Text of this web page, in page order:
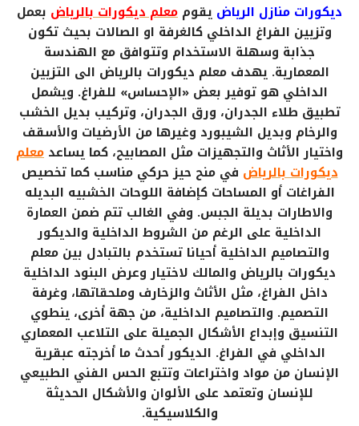
ديكورات منازل الرياض يقوم معلم ديكورات بالرياض بعمل
وتزيين الفراغ الداخلي كالغرفة او الصالات بحيث تكون
جذابة وسهلة الاستخدام وتتوافق مع الهندسة
المعمارية. يهدف معلم ديكورات بالرياض الى التزيين
الداخلي هو توفير بعض «الإحساس» للفراغ. ويشمل
تطبيق طلاء الجدران، ورق الجدران، وتركيب بديل الخشب
والرخام وبديل الشيبورد وغيرها من الأرضيات والأسقف
واختيار الأثاث والتجهيزات مثل المصابيح، كما يساعد معلم
ديكورات بالرياض في منح حيز حركي مناسب كما تخصيص
الفراغات أو المساحات كإضافة اللوحات الخشبيه البديله
والاطارات بديلة الجبس. وفي الغالب تتم ضمن العمارة
الداخلية على الرغم من الشروط الداخلية والديكور
والتصاميم الداخلية أحيانا تستخدم بالتبادل بين معلم
ديكورات بالرياض والمالك لاختيار وعرض البنود الداخلية
داخل الفراغ، مثل الأثاث والزخارف وملحقاتها، وغرفة
التصميم. والتصاميم الداخلية، من جهة أخرى، ينطوي
التنسيق وإبداع الأشكال الجميلة على التلاعب المعماري
الداخلي في الفراغ. الديكور أحدث ما أخرجته عبقرية
الإنسان من مواد واختراعات وتتبع الحس الفني الطبيعي
للإنسان وتعتمد على الألوان والأشكال الحديثة
والكلاسيكية.